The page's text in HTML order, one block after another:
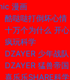
漫画
酷哒哒打倒坏心情
十万个为什么 开
疯玩科学
DZAYER 少年战队
DZAYER 猛兽帝国
喜乐乐SHARE科学